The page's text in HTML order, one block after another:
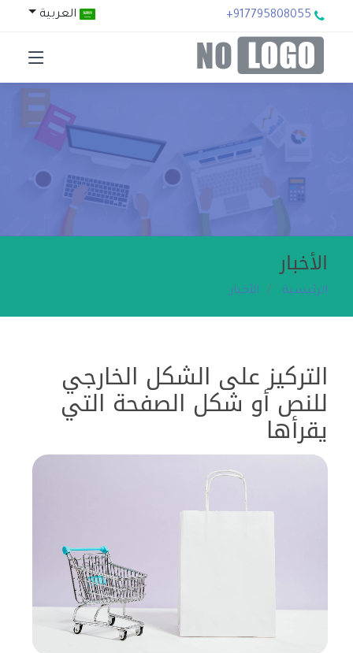
+917795808055
الأخبار
الرئيسية الأخبار
التركيز على الشكل الخارجي
للنص أو شكل الصفحة التي
يقرأها